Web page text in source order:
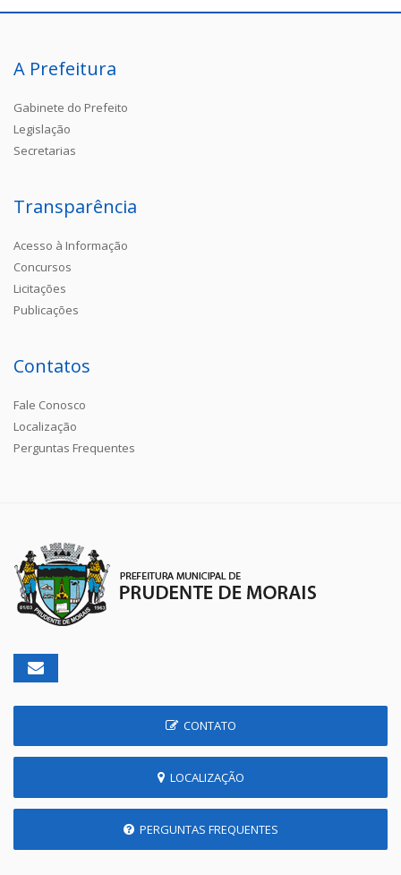
A Prefeitura
Gabinete do Prefeito
Legislação
Secretarias
Transparência
Acesso à Informação
Concursos
Licitações
Publicações
Contatos
Fale Conosco
Localização
Perguntas Frequentes
CONTATO
LOCALIZAÇÃO
PERGUNTAS FREQUENTES